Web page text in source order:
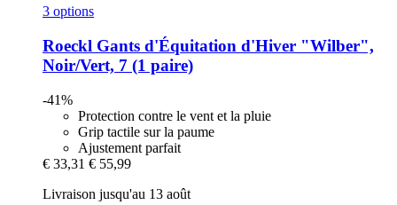
3 options
Roeckl Gants d'Équitation d'Hiver "Wilber",
Noir/Vert, 7 (1 paire)
-41%
Protection contre le vent et la pluie
Grip tactile sur la paume
Ajustement parfait
€ 33,31 € 55,99
Livraison jusqu'au 13 août